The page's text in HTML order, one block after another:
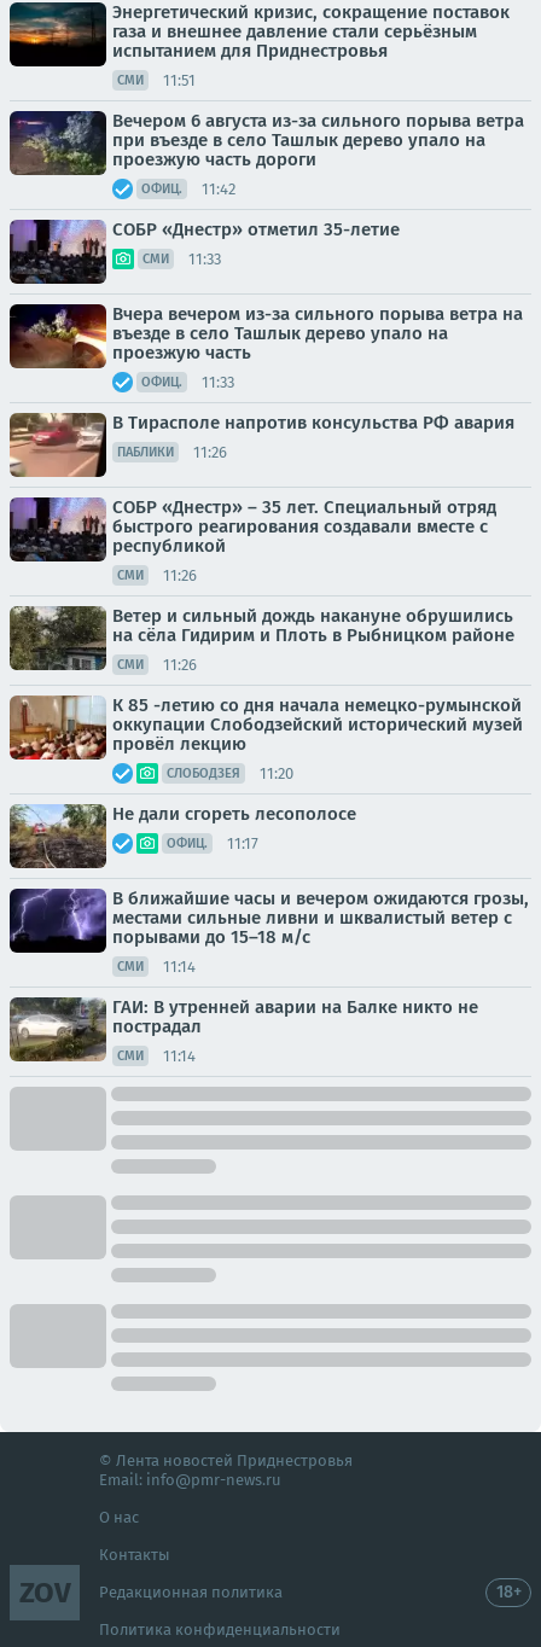
Энергетический кризис, сокращение поставок
газа и внешнее давление стали серьёзным
испытанием для Приднестровья
СМИ 11:51
Вечером 6 августа из-за сильного порыва ветра
при въезде в село Ташлык дерево упало на
проезжую часть дороги
ОФИЦ. 11:42
СОБР «Днестр» отметил 35-летие
СМИ 11:33
Вчера вечером из-за сильного порыва ветра на
въезде в село Ташлык дерево упало на
проезжую часть
ОФИЦ. 11:33
В Тирасполе напротив консульства РФ авария
ПАБЛИКИ 11:26
СОБР «Днестр» – 35 лет. Специальный отряд
быстрого реагирования создавали вместе с
республикой
СМИ 11:26
Ветер и сильный дождь накануне обрушились
на сёла Гидирим и Плоть в Рыбницком районе
СМИ 11:26
К 85 -летию со дня начала немецко-румынской
оккупации Слободзейский исторический музей
провёл лекцию
СЛОБОДЗЕЯ 11:20
Не дали сгореть лесополосе
ОФИЦ. 11:17
В ближайшие часы и вечером ожидаются грозы,
местами сильные ливни и шквалистый ветер с
порывами до 15–18 м/с
СМИ 11:14
ГАИ: В утренней аварии на Балке никто не
пострадал
СМИ 11:14
ZOV
© Лента новостей Приднестровья
Email: info@pmr-news.ru
О нас
Контакты
Редакционная политика
Политика конфиденциальности
18+